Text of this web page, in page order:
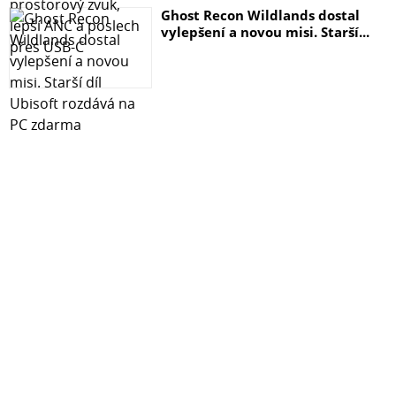
X201 zvládnout větší výkon a hrát hlasitěji, než kdy
předtím.
6-1/2" předně vyzařující basový reproduktor a duální 6-
1/2" pasivní zářiče
Hliníkové kužele z jednoho kusu, aerodynamické třídy,
Ghost Recon Wildlands dostal
vylepšení a novou misi. Starší...